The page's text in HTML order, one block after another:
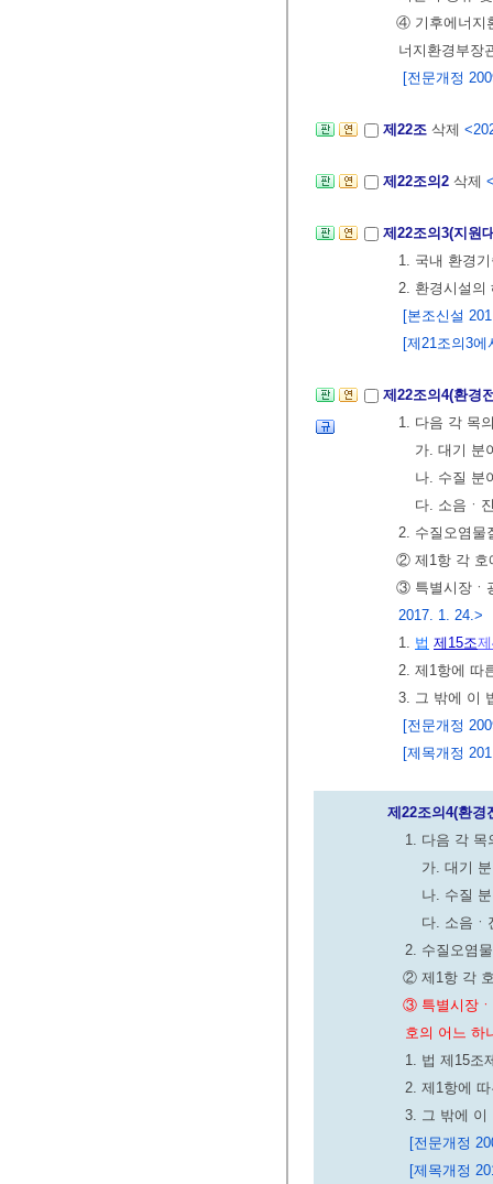
④ 기후에너지
너지환경부장
[전문개정
제22조 삭제
제22조의2 삭제
제22조의3(지원
1. 국내 환경
2. 환경시설의
[본조신설
[제21조의3
제22조의4(환경
1. 다음 각 목
가. 대기 분
나. 수질 분
다. 소음ㆍ
2. 수질오염물
② 제1항 각 호
③ 특별시장ㆍ
2017. 1. 24.>
1. 법 제15조
2. 제1항에 따
3. 그 밖에 이
[전문개정
[제목개정
제22조의4(환경
1. 다음 각 목
가. 대기
나. 수질
다. 소음ㆍ
2. 수질오염
② 제1항 각
③ 특별시장ㆍ
호의 어느 하
1. 법 제15조
2. 제1항에
3. 그 밖에 이
[전문개정
[제목개정